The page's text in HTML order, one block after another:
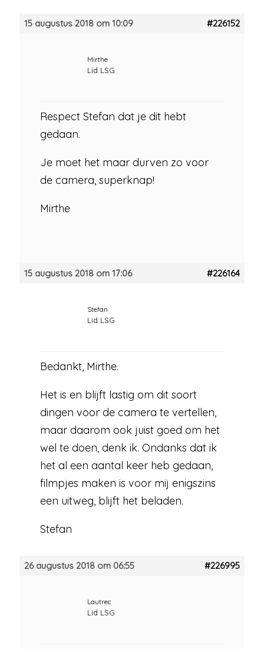
15 augustus 2018 om 10:09 #226152
Mirthe
Lid LSG
Respect Stefan dat je dit hebt
gedaan.
Je moet het maar durven zo voor
de camera, superknap!
Mirthe
15 augustus 2018 om 17:06 #226164
Stefan
Lid LSG
Bedankt, Mirthe.
Het is en blijft lastig om dit soort
dingen voor de camera te vertellen,
maar daarom ook juist goed om het
wel te doen, denk ik. Ondanks dat ik
het al een aantal keer heb gedaan,
filmpjes maken is voor mij enigszins
een uitweg, blijft het beladen.
Stefan
26 augustus 2018 om 06:55 #226995
Lautrec
Lid LSG